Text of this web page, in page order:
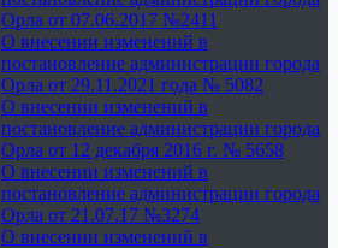
Орла от 07.06.2017 №2411
О внесении изменений в
постановление администрации города
Орла от 29.11.2021 года № 5082
О внесении изменений в
постановление администрации города
Орла от 12 декабря 2016 г. № 5658
О внесении изменений в
постановление администрации города
Орла от 21.07.17 №3274
О внесении изменений в